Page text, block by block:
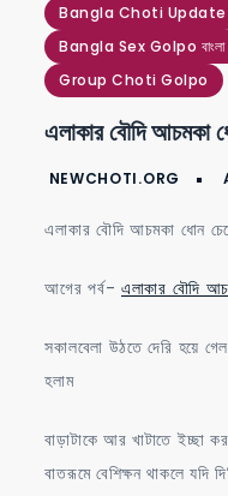
Bangla Choti Update
Bangla Sex Golpo বাংলা
Group Choti Golpo
এলাকার বৌদি আচমকা
এলাকার বৌদি আচমকা ধোন
আগের পর্ব-এলাকার বৌদি
সকালবেলা উঠতে দেরি হয়ে
হলাম
বাড়াটাকে আর খাটাতে ইচ্ছা
বাতরূমে বেশিক্ষন থাকলে যদি